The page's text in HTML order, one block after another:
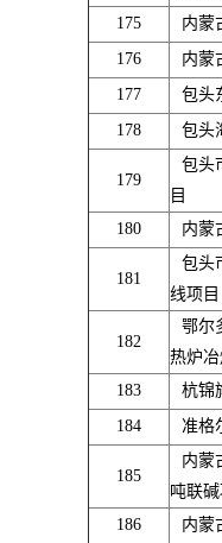
175
内蒙
176
内蒙
177
包头
178
包头
179
包头
目
180
内蒙
181
包头
线项
182
鄂尔
热炉
183
杭锦
184
准格
185
内蒙
吨联
186
内蒙